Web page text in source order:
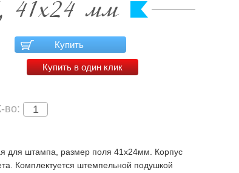
41х24 мм
Купить
Купить в один клик
во:
для штампа, размер поля 41х24мм. Корпус
Комплектуется штемпельной подушкой